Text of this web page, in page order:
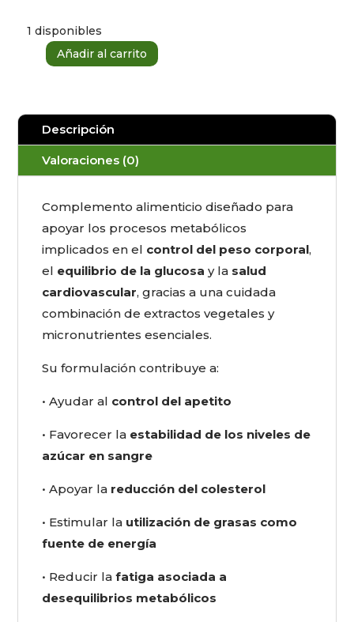
1 disponibles
Dietformpic,
Dietmed
cantidad
Añadir al carrito
Descripción
Valoraciones (0)
Complemento alimenticio diseñado para
apoyar los procesos metabólicos
implicados en el control del peso corporal,
el equilibrio de la glucosa y la salud
cardiovascular, gracias a una cuidada
combinación de extractos vegetales y
micronutrientes esenciales.
Su formulación contribuye a:
• Ayudar al control del apetito
• Favorecer la estabilidad de los niveles de
azúcar en sangre
• Apoyar la reducción del colesterol
• Estimular la utilización de grasas como
fuente de energía
• Reducir lafatiga asociada a
desequilibrios metabólicos